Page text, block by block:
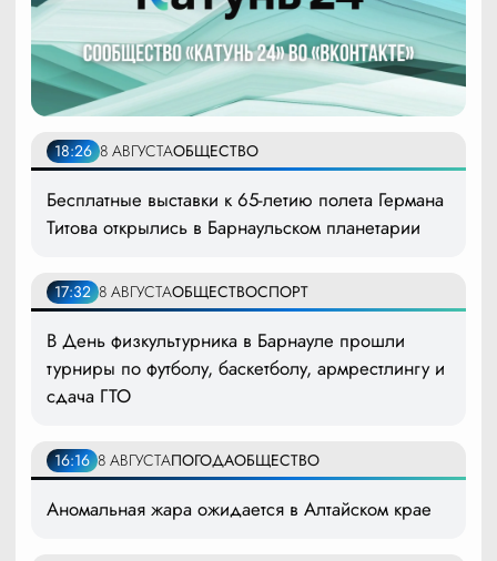
18:26 8 АВГУСТАОБЩЕСТВО
Бесплатные выставки к 65-летию полета Германа
Титова открылись в Барнаульском планетарии
17:32 8 АВГУСТАОБЩЕСТВОСПОРТ
В День физкультурника в Барнауле прошли
турниры по футболу, баскетболу, армрестлингу и
сдача ГТО
16:16 8 АВГУСТАПОГОДАОБЩЕСТВО
Аномальная жара ожидается в Алтайском крае